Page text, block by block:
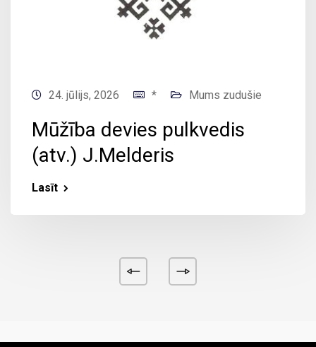
24. jūlijs, 2026 * Mums zudušie
Mūžība devies pulkvedis
(atv.) J.Melderis
Lasīt